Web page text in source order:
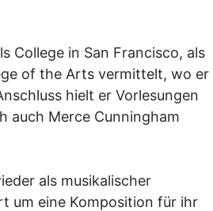
College in San Francisco, als
of the Arts vermittelt, wo er
hielt er Vorlesungen
auch Merce Cunningham
als musikalischer
um eine Komposition für ihr